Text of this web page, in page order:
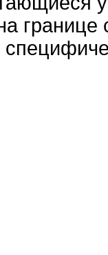
границе